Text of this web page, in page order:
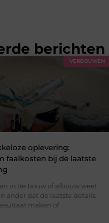
berichten
VERBOUWEN
oplevering:
faalkosten bij de laatste
in de bouw of afbouw weet
ander dat de laatste details
maken of